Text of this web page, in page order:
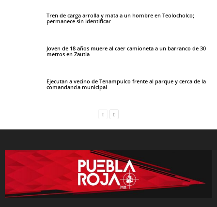
Tren de carga arrolla y mata a un hombre en Teolocholco;
permanece sin identificar
Joven de 18 años muere al caer camioneta a un barranco de 30
metros en Zautla
Ejecutan a vecino de Tenampulco frente al parque y cerca de la
comandancia municipal